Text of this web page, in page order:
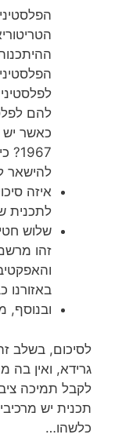
להם
כאשר יש
להישאר
איזה
לתכנית
שלוש
זהו
באזורנו
ובנוסף,
לסיכום, בשלב
גרידא, ואין בה
לקבל תמיכה
תכנית יש
כלשהו…